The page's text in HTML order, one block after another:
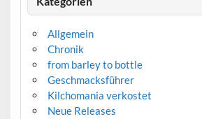
Allgemein
Chronik
from barley to bottle
Geschmacksführer
Kilchomania verkostet
Neue Releases